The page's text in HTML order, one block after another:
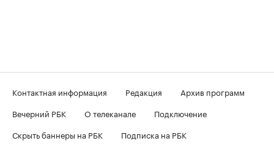
Контактная информация Редакция
Архив программ
Вечерний РБК
О телеканале
Подключение
Скрыть баннеры на РБК
Подписка на РБК